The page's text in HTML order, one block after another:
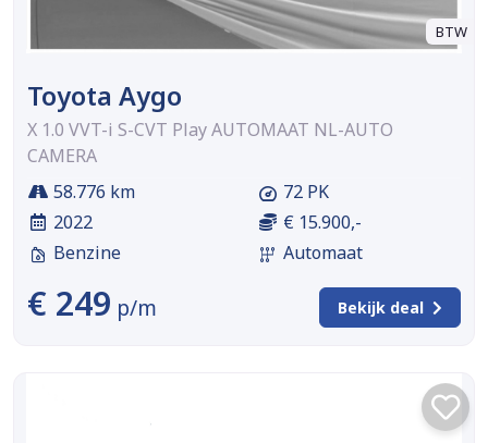
BTW
Toyota Aygo
X 1.0 VVT-i S-CVT Play AUTOMAAT NL-AUTO
CAMERA
58.776 km
2022
Benzine
72 PK
€ 15.900,-
Automaat
€ 249 p/m Bekijk deal